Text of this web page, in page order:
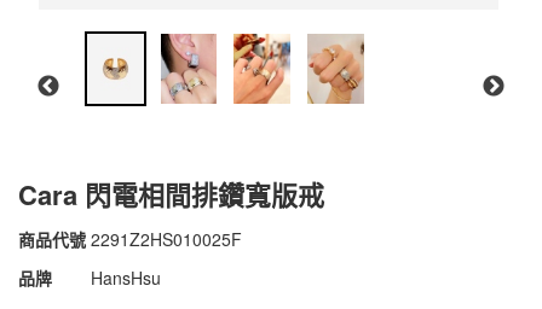
Cara 閃電相間排鑽寬版戒
商品代號 2291Z2HS010025F
2291Z2HS010025F
品牌
HansHsu